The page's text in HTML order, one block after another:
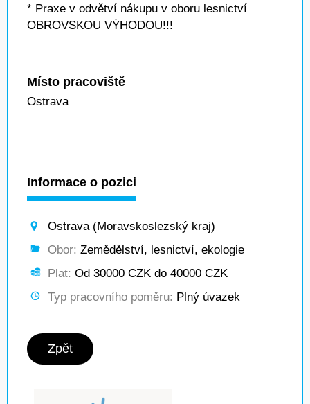
* Praxe v odvětví nákupu v oboru lesnictví
OBROVSKOU VÝHODOU!!!
Místo pracoviště
Ostrava
Informace o pozici
Ostrava (Moravskoslezský kraj)
Obor: Zemědělství, lesnictví, ekologie
Plat: Od 30000 CZK do 40000 CZK
Typ pracovního poměru: Plný úvazek
Zpět